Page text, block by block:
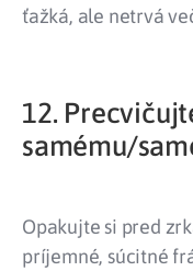
ťažká, ale netrvá
12.
samému/
Opakujte si pred
príjemné, súcitné